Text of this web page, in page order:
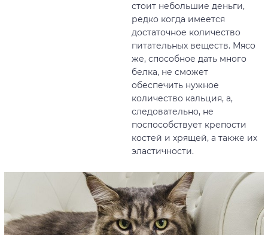
стоит небольшие деньги,
редко когда имеется
достаточное количество
питательных веществ. Мясо
же, способное дать много
белка, не сможет
обеспечить нужное
количество кальция, а,
следовательно, не
поспособствует крепости
костей и хрящей, а также их
эластичности.